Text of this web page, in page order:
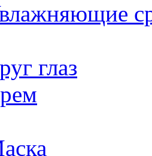
глаз